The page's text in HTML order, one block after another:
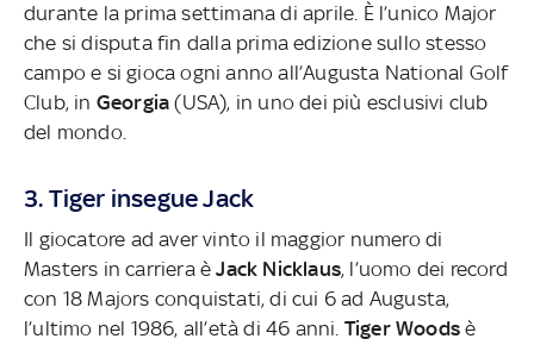
durante la prima settimana di aprile. È l’unico Major
che si disputa fin dalla prima edizione sullo stesso
campo e si gioca ogni anno all’Augusta National Golf
Club, in Georgia(USA), in uno dei più esclusivi club
del mondo.
3. Tiger insegue Jack
Il giocatore ad aver vinto il maggior numero di
Masters in carriera è Jack Nicklaus, l’uomo dei record
con 18 Majors conquistati, di cui 6 ad Augusta,
l’ultimo nel 1986, all’età di 46 anni. Tiger Woods è